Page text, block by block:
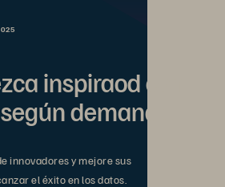
inspiraod con
demanda.
innovadores y mejore sus
el éxito en los datos.